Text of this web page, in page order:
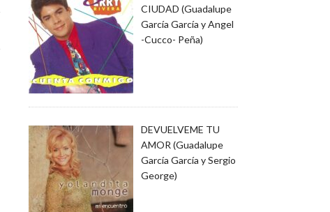
CIUDAD (Guadalupe
García García y Angel
-Cucco- Peña)
DEVUELVEME TU
AMOR (Guadalupe
García García y Sergio
George)